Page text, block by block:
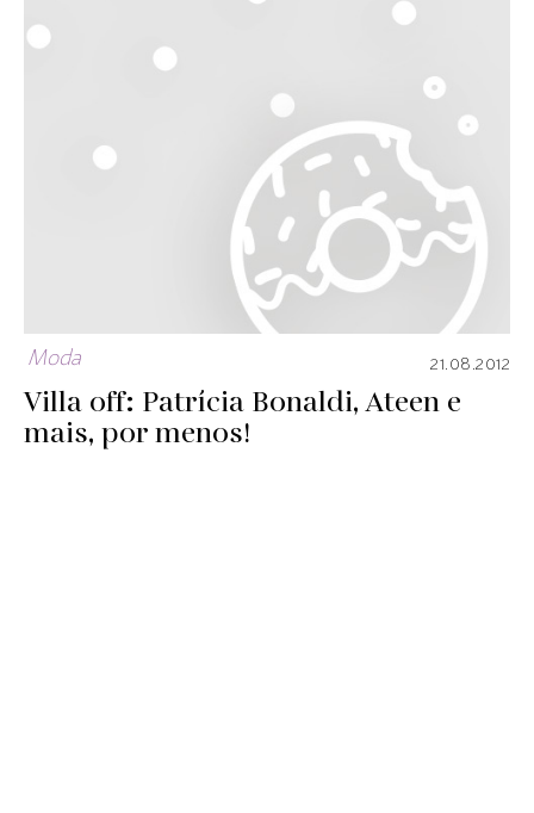
Moda 21.08.2012
Villa off: Patrícia Bonaldi, Ateen e
mais, por menos!